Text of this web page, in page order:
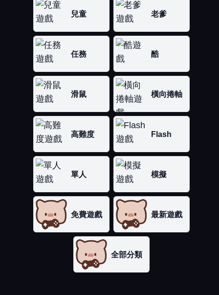
兒童 老爹
任務 酷
滑鼠 橫向捲軸
高難度 Flash
單人 模擬
免費遊戲 最新遊戲
全部分類